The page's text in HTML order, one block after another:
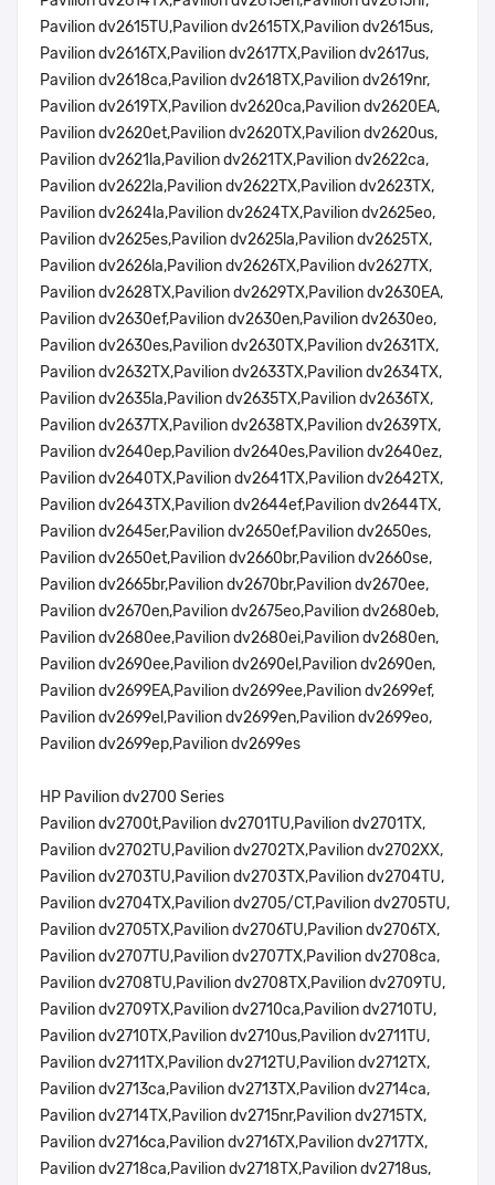
Pavilion dv2615TU,Pavilion dv2615TX,Pavilion dv2615us,
Pavilion dv2616TX,Pavilion dv2617TX,Pavilion dv2617us,
Pavilion dv2618ca,Pavilion dv2618TX,Pavilion dv2619nr,
Pavilion dv2619TX,Pavilion dv2620ca,Pavilion dv2620EA,
Pavilion dv2620et,Pavilion dv2620TX,Pavilion dv2620us,
Pavilion dv2621la,Pavilion dv2621TX,Pavilion dv2622ca,
Pavilion dv2622la,Pavilion dv2622TX,Pavilion dv2623TX,
Pavilion dv2624la,Pavilion dv2624TX,Pavilion dv2625eo,
Pavilion dv2625es,Pavilion dv2625la,Pavilion dv2625TX,
Pavilion dv2626la,Pavilion dv2626TX,Pavilion dv2627TX,
Pavilion dv2628TX,Pavilion dv2629TX,Pavilion dv2630EA,
Pavilion dv2630ef,Pavilion dv2630en,Pavilion dv2630eo,
Pavilion dv2630es,Pavilion dv2630TX,Pavilion dv2631TX,
Pavilion dv2632TX,Pavilion dv2633TX,Pavilion dv2634TX,
Pavilion dv2635la,Pavilion dv2635TX,Pavilion dv2636TX,
Pavilion dv2637TX,Pavilion dv2638TX,Pavilion dv2639TX,
Pavilion dv2640ep,Pavilion dv2640es,Pavilion dv2640ez,
Pavilion dv2640TX,Pavilion dv2641TX,Pavilion dv2642TX,
Pavilion dv2643TX,Pavilion dv2644ef,Pavilion dv2644TX,
Pavilion dv2645er,Pavilion dv2650ef,Pavilion dv2650es,
Pavilion dv2650et,Pavilion dv2660br,Pavilion dv2660se,
Pavilion dv2665br,Pavilion dv2670br,Pavilion dv2670ee,
Pavilion dv2670en,Pavilion dv2675eo,Pavilion dv2680eb,
Pavilion dv2680ee,Pavilion dv2680ei,Pavilion dv2680en,
Pavilion dv2690ee,Pavilion dv2690el,Pavilion dv2690en,
Pavilion dv2699EA,Pavilion dv2699ee,Pavilion dv2699ef,
Pavilion dv2699el,Pavilion dv2699en,Pavilion dv2699eo,
Pavilion dv2699ep,Pavilion dv2699es
HP Pavilion dv2700 Series
Pavilion dv2700t,Pavilion dv2701TU,Pavilion dv2701TX,
Pavilion dv2702TU,Pavilion dv2702TX,Pavilion dv2702XX,
Pavilion dv2703TU,Pavilion dv2703TX,Pavilion dv2704TU,
Pavilion dv2704TX,Pavilion dv2705/CT,Pavilion dv2705TU,
Pavilion dv2705TX,Pavilion dv2706TU,Pavilion dv2706TX,
Pavilion dv2707TU,Pavilion dv2707TX,Pavilion dv2708ca,
Pavilion dv2708TU,Pavilion dv2708TX,Pavilion dv2709TU,
Pavilion dv2709TX,Pavilion dv2710ca,Pavilion dv2710TU,
Pavilion dv2710TX,Pavilion dv2710us,Pavilion dv2711TU,
Pavilion dv2711TX,Pavilion dv2712TU,Pavilion dv2712TX,
Pavilion dv2713ca,Pavilion dv2713TX,Pavilion dv2714ca,
Pavilion dv2714TX,Pavilion dv2715nr,Pavilion dv2715TX,
Pavilion dv2716ca,Pavilion dv2716TX,Pavilion dv2717TX,
Pavilion dv2718ca,Pavilion dv2718TX,Pavilion dv2718us,